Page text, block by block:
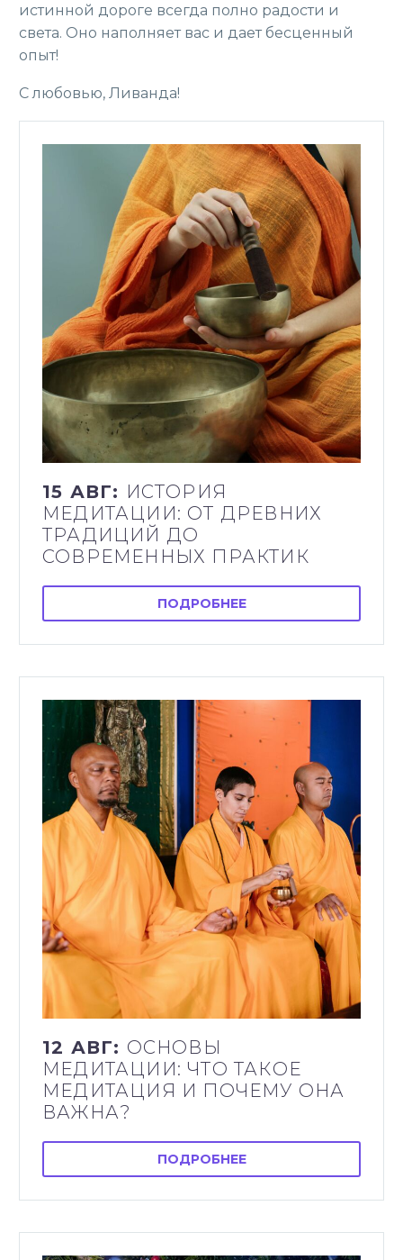
истинной дороге всегда полно радости и
света. Оно наполняет вас и дает бесценный
опыт!
С любовью, Ливанда!
15 АВГ: ИСТОРИЯ
МЕДИТАЦИИ: ОТ ДРЕВНИХ
ТРАДИЦИЙ ДО
СОВРЕМЕННЫХ ПРАКТИК
ПОДРОБНЕЕ
12 АВГ: ОСНОВЫ
МЕДИТАЦИИ: ЧТО ТАКОЕ
МЕДИТАЦИЯ И ПОЧЕМУ ОНА
ВАЖНА?
ПОДРОБНЕЕ